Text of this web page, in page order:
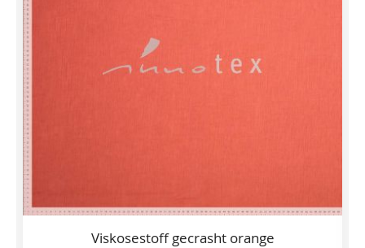
Viskosestoff gecrasht orange